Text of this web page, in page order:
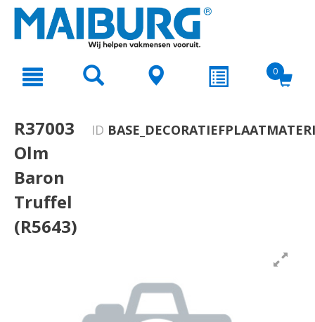
text.skipToNavigation
0
R37003
Olm
Baron
Truffel
(R5643)
ID